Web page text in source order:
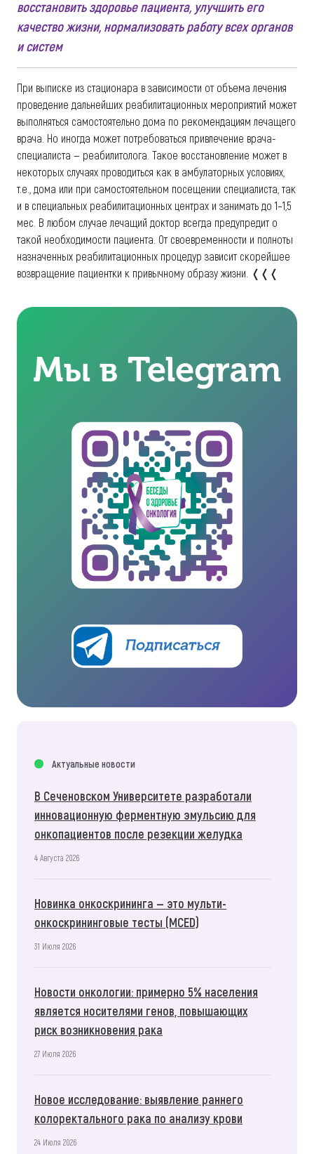
восстановить здоровье пациента, улучшить его
качество жизни, нормализовать работу всех органов
и систем
При выписке из стационара в зависимости от объема лечения
проведение дальнейших реабилитационных мероприятий может
выполняться самостоятельно дома по рекомендациям лечащего
врача. Но иногда может потребоваться привлечение врача-
специалиста — реабилитолога. Такое восстановление может в
некоторых случаях проводиться как в амбулаторных условиях,
т.е., дома или при самостоятельном посещении специалиста, так
и в специальных реабилитационных центрах и занимать до 1–1,5
мес. В любом случае лечащий доктор всегда предупредит о
такой необходимости пациента. От своевременности и полноты
назначенных реабилитационных процедур зависит скорейшее
возвращение пациентки к привычному образу жизни. ❬❬❬
Актуальные новости
В Сеченовском Университете разработали
инновационную ферментную эмульсию для
онкопациентов после резекции желудка
4 Августа 2026
Новинка онкоскрининга — это мульти-
онкоскрининговые тесты (MCED)
31 Июля 2026
Новости онкологии: примерно 5% населения
является носителями генов, повышающих
риск возникновения рака
27 Июля 2026
Новое исследование: выявление раннего
колоректального рака по анализу крови
24 Июля 2026